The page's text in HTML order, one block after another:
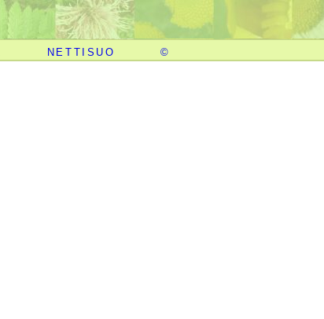
NETTISUO ©